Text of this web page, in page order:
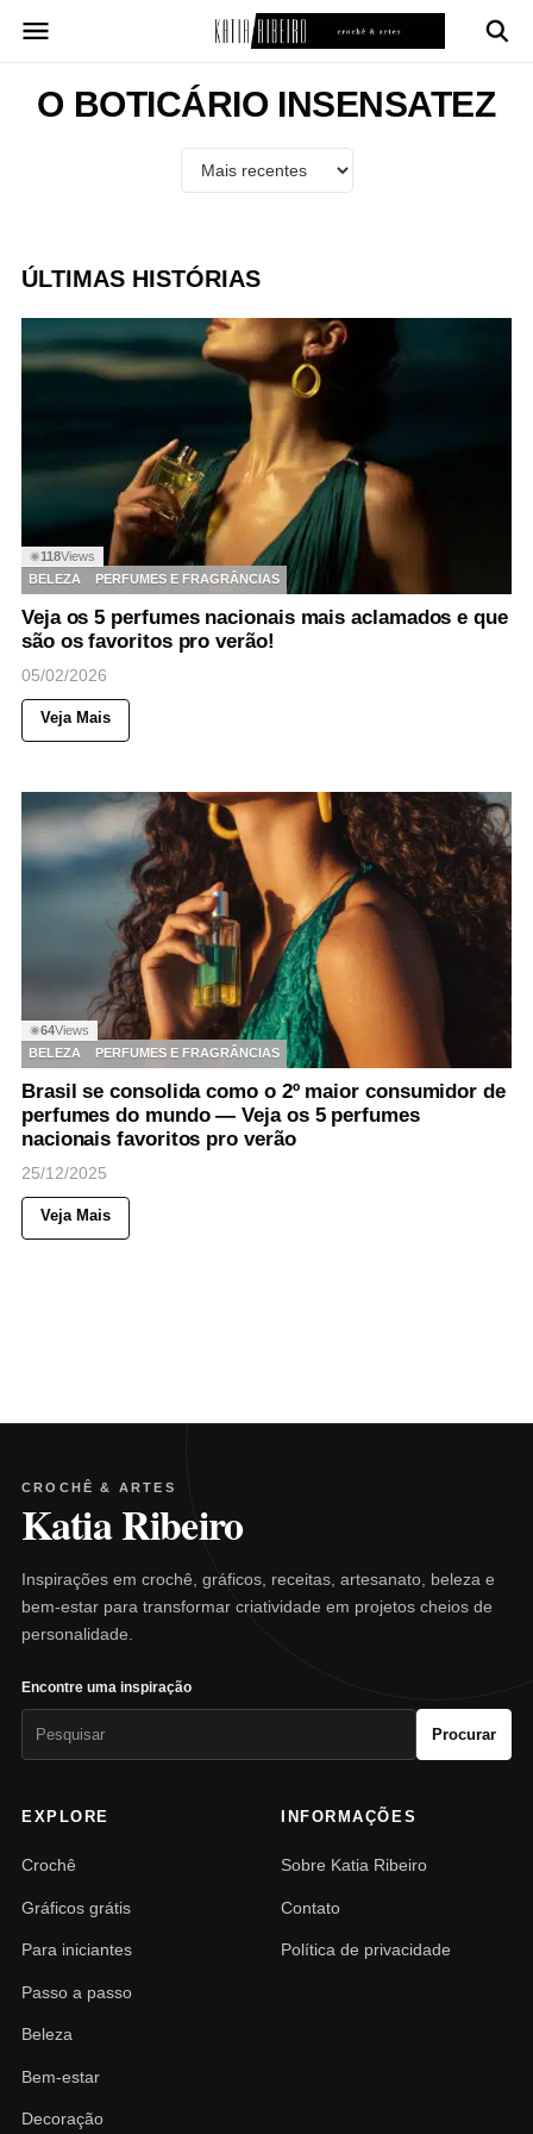
para
conteúdoO BOTICÁRIO INSENSATEZ
ÚLTIMAS HISTÓRIAS
◉118Views
BELEZA
PERFUMES E FRAGRÂNCIAS
Veja os 5 perfumes nacionais mais aclamados e que
são os favoritos pro verão!
05/02/2026
Veja Mais
◉64Views
BELEZA
PERFUMES E FRAGRÂNCIAS
Brasil se consolida como o 2º maior consumidor de
perfumes do mundo — Veja os 5 perfumes
nacionais favoritos pro verão
25/12/2025
Veja Mais
CROCHÊ & ARTES
Katia Ribeiro
Inspirações em crochê, gráficos, receitas, artesanato, beleza e
bem-estar para transformar criatividade em projetos cheios de
personalidade.
Encontre uma inspiração
Procurar
EXPLORE
Crochê
Gráficos grátis
Para iniciantes
Passo a passo
Beleza
Bem-estar
Decoração
INFORMAÇÕES
Sobre Katia Ribeiro
Contato
Política de privacidade